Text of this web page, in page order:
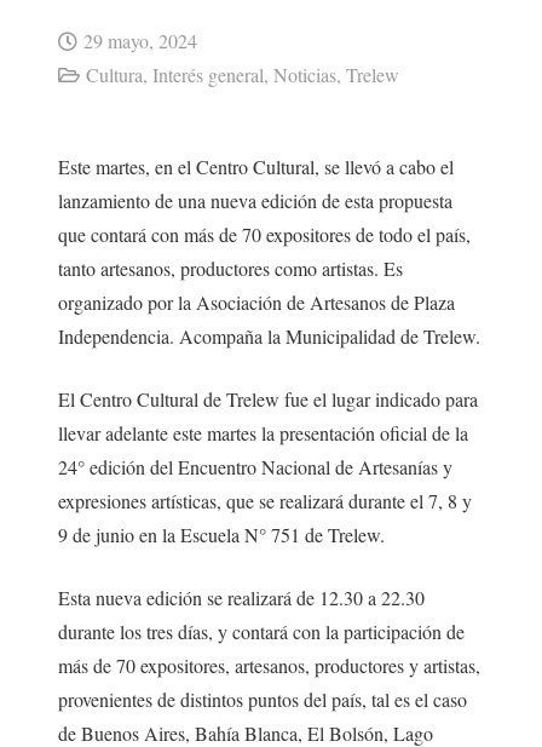
29 mayo, 2024
Cultura, Interés general, Noticias, Trelew
Este martes, en el Centro Cultural, se llevó a cabo el
lanzamiento de una nueva edición de esta propuesta
que contará con más de 70 expositores de todo el país,
tanto artesanos, productores como artistas. Es
organizado por la Asociación de Artesanos de Plaza
Independencia. Acompaña la Municipalidad de Trelew.
El Centro Cultural de Trelew fue el lugar indicado para
llevar adelante este martes la presentación oficial de la
24° edición del Encuentro Nacional de Artesanías y
expresiones artísticas, que se realizará durante el 7, 8 y
9 de junio en la Escuela N° 751 de Trelew.
Esta nueva edición se realizará de 12.30 a 22.30
durante los tres días, y contará con la participación de
más de 70 expositores, artesanos, productores y artistas,
provenientes de distintos puntos del país, tal es el caso
de Buenos Aires, Bahía Blanca, El Bolsón, Lago